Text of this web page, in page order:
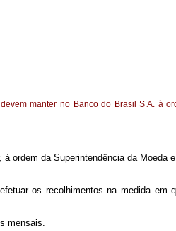
manter no Banco do Brasil S.A. à
ordem da Superintendência da Moeda
os recolhimentos na medida em
mensais.